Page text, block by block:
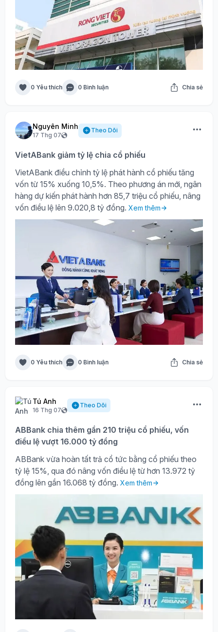
0 Yêu thích 0 Bình luận Chia sẻ
Nguyên Minh
17 Thg 07
Theo Dõi
VietABank giảm tỷ lệ chia cổ phiếu
VietABank điều chỉnh tỷ lệ phát hành cổ phiếu tăng
vốn từ 15% xuống 10,5%. Theo phương án mới, ngân
hàng dự kiến phát hành hơn 85,7 triệu cổ phiếu, nâng
vốn điều lệ lên 9.020,8 tỷ đồng. Xem thêm
0 Yêu thích 0 Bình luận Chia sẻ
Tú Anh
16 Thg 07
Theo Dõi
ABBank chia thêm gần 210 triệu cổ phiếu, vốn
điều lệ vượt 16.000 tỷ đồng
ABBank vừa hoàn tất trả cổ tức bằng cổ phiếu theo
tỷ lệ 15%, qua đó nâng vốn điều lệ từ hơn 13.972 tỷ
đồng lên gần 16.068 tỷ đồng. Xem thêm